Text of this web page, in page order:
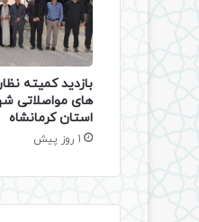
بازدید کمیته
های مواصلاتی
استان کرمانشاه
1 روز پیش